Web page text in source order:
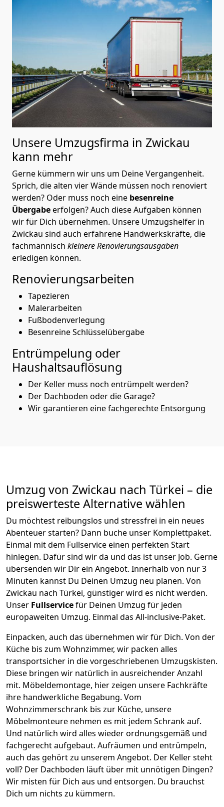
Unsere Umzugsfirma in Zwickau
kann mehr
Gerne kümmern wir uns um Deine Vergangenheit.
Sprich, die alten vier Wände müssen noch renoviert
werden? Oder muss noch eine besenreine
Übergabeerfolgen? Auch diese Aufgaben können
wir für Dich übernehmen. Unsere Umzugshelfer in
Zwickau sind auch erfahrene Handwerkskräfte, die
fachmännisch kleinere Renovierungsausgaben
erledigen können.
Renovierungsarbeiten
Tapezieren
Malerarbeiten
Fußbodenverlegung
Besenreine Schlüsselübergabe
Entrümpelung oder
Haushaltsauflösung
Der Keller muss noch entrümpelt werden?
Der Dachboden oder die Garage?
Wir garantieren eine fachgerechte Entsorgung
Umzug von Zwickau nach Türkei – die
preiswerteste Alternative wählen
Du möchtest reibungslos und stressfrei in ein neues
Abenteuer starten? Dann buche unser Komplettpaket.
Einmal mit dem Fullservice einen perfekten Start
hinlegen. Dafür sind wir da und das ist unser Job. Gerne
übersenden wir Dir ein Angebot. Innerhalb von nur3
Minuten kannst Du Deinen Umzug neu planen. Von
Zwickau nach Türkei, günstiger wird es nicht werden.
Unser Fullservicefür Deinen Umzug für jeden
europaweiten Umzug. Einmal das All-inclusive-Paket.
Einpacken, auch das übernehmen wir für Dich. Von der
Küche bis zum Wohnzimmer, wir packen alles
transportsicher in die vorgeschriebenen Umzugskisten.
Diese bringen wir natürlich in ausreichender Anzahl
mit. Möbeldemontage, hier zeigen unsere Fachkräfte
ihre handwerkliche Begabung. Vom
Wohnzimmerschrank bis zur Küche, unsere
Möbelmonteure nehmen es mit jedem Schrank auf.
Und natürlich wird alles wieder ordnungsgemäß und
fachgerecht aufgebaut. Aufräumen und entrümpeln,
auch das gehört zu unserem Angebot. Der Keller steht
voll? Der Dachboden läuft über mit unnötigen Dingen?
Wir misten für Dich aus und entsorgen. Du brauchst
Dich um nichts zu kümmern.